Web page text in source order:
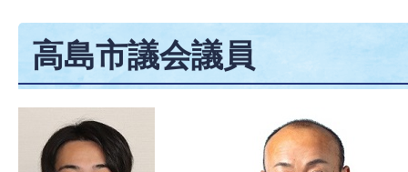
高島市議会議員